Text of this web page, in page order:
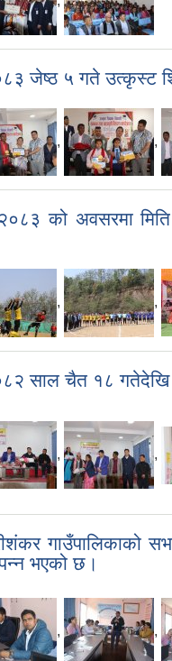
जेष्ठ ५ गते उत्कृस्ट
, ,
२०८३ को
, ,
२०८२ साल चैत १८
, ,
गाउँपालिकाको
भएको छ।
, ,